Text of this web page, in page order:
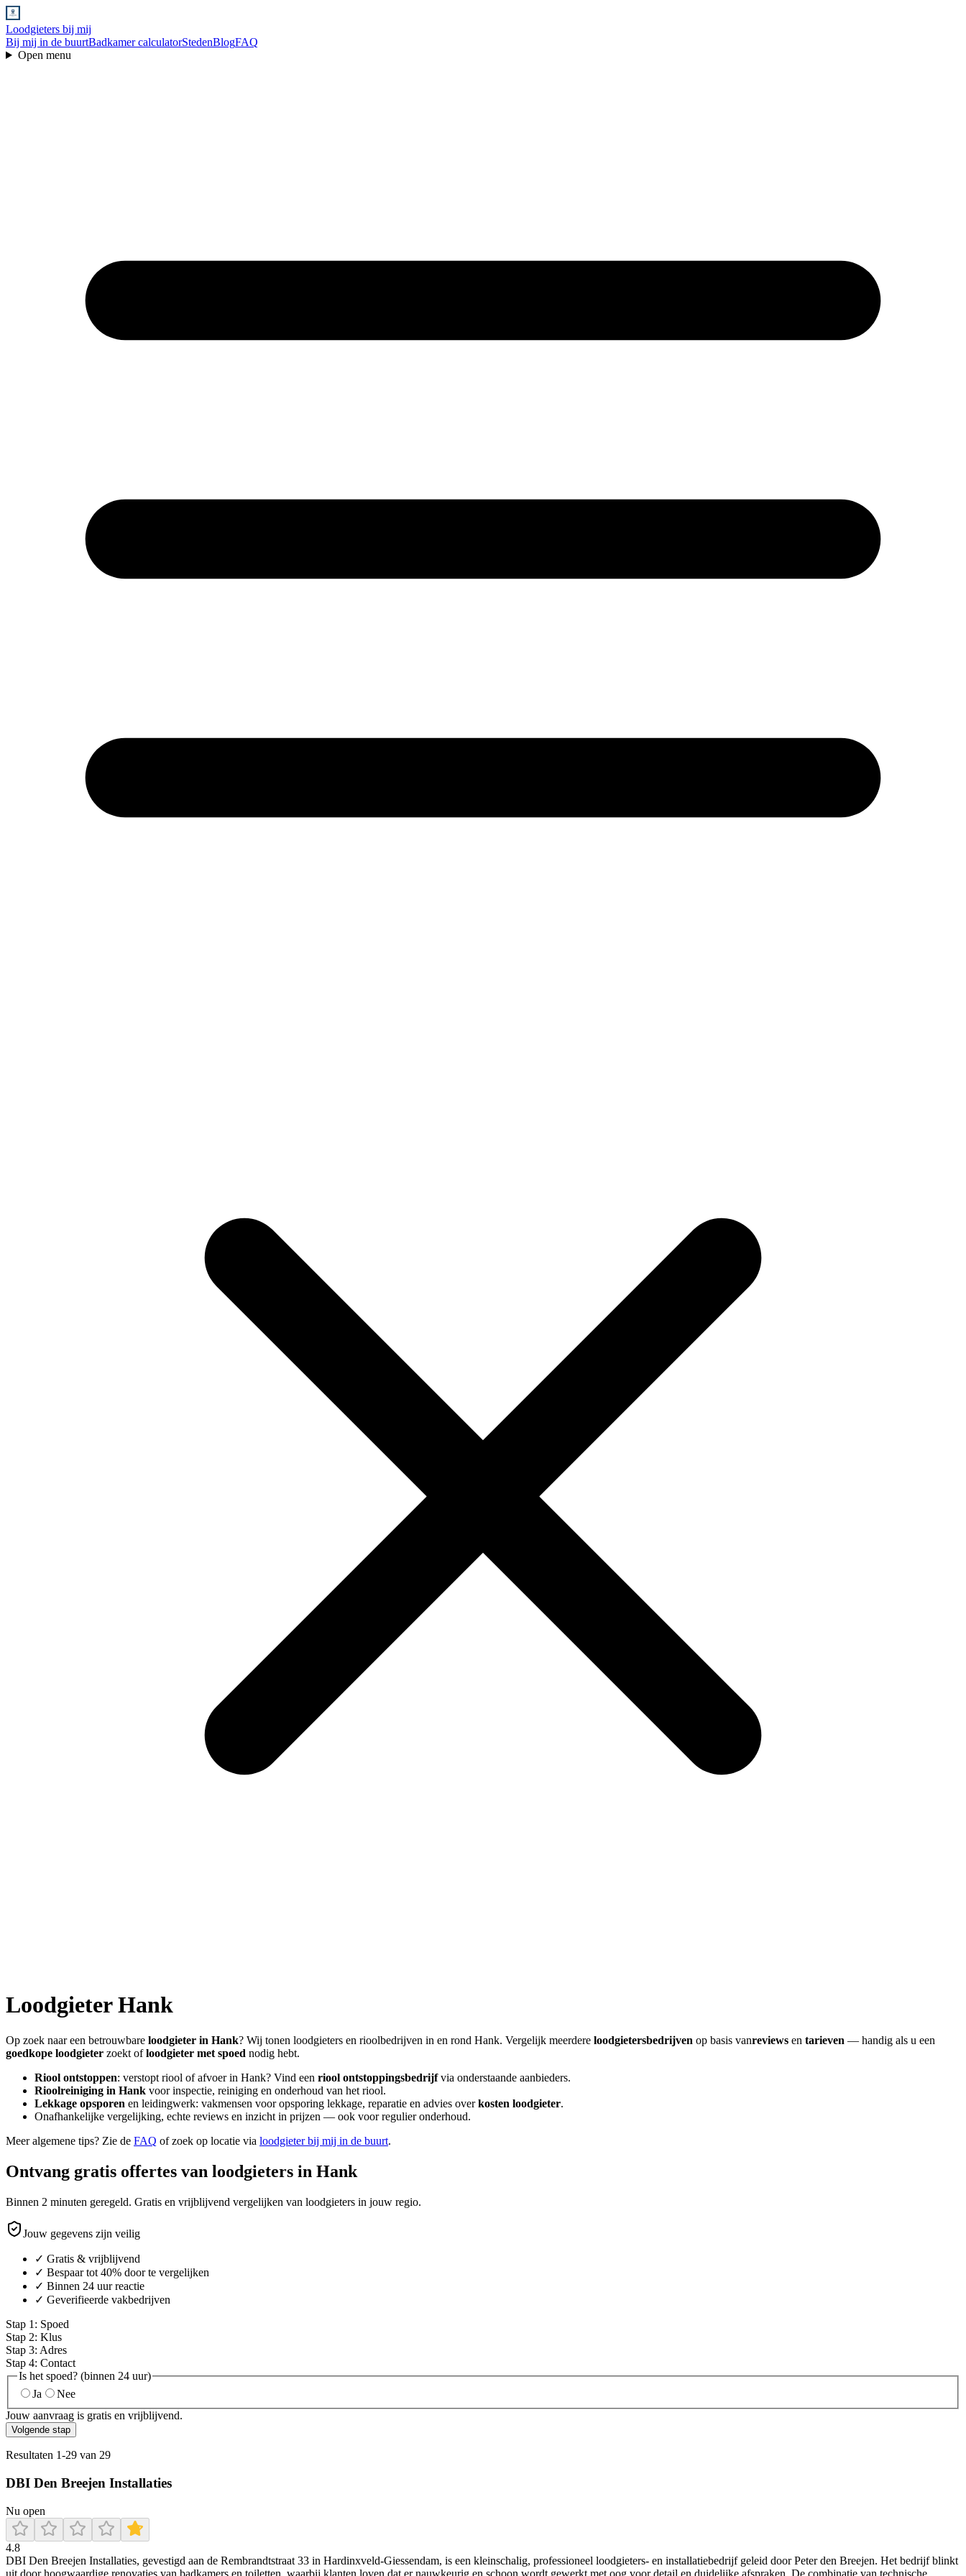
Loodgieters bij mij
Bij mij in de buurtBadkamer calculatorStedenBlogFAQ
Open menu
LoodgieterHank
Op zoek naar een betrouwbare loodgieter in Hank? Wij tonen loodgieters en rioolbedrijven in en rond Hank. Vergelijk meerdere loodgietersbedrijven op basis vanreviews en tarieven — handig als u een
goedkope loodgieter zoekt ofloodgieter met spoed nodig hebt.
Riool ontstoppen: verstopt riool of afvoer in Hank? Vind een riool ontstoppingsbedrijfvia onderstaande aanbieders.
Rioolreiniging in Hank voor inspectie, reiniging en onderhoud van het riool.
Lekkage opsporen en leidingwerk: vakmensen voor opsporing lekkage, reparatie en advies overkosten loodgieter.
Onafhankelijke vergelijking, echte reviews en inzicht in prijzen — ook voor regulier onderhoud.
Meer algemene tips? Zie de FAQ of zoek op locatie via loodgieter bij mij in de buurt.
Ontvang gratis offertes van loodgieters in Hank
Binnen 2 minuten geregeld. Gratis en vrijblijvend vergelijken van loodgieters in jouw regio.
Jouw gegevens zijn veilig
✓ Gratis & vrijblijvend
✓ Bespaar tot 40% door te vergelijken
✓ Binnen 24 uur reactie
✓ Geverifieerde vakbedrijven
Stap 1 : Spoed
Stap 2: Klus
Stap 3: Adres
Stap 4: Contact
Is het spoed? (binnen 24 uur)
Ja
Nee
Jouw aanvraag is gratis en vrijblijvend.
Volgende stap
Resultaten 1-29 van 29
DBI Den Breejen Installaties
Nu open
4.8
DBI Den Breejen Installaties, gevestigd aan de Rembrandtstraat 33 in Hardinxveld‑Giessendam, is een kleinschalig, professioneel loodgieters‑ en installatiebedrijf geleid door Peter den Breejen. Het bedrijf blinkt
uit door hoogwaardige renovaties van badkamers en toiletten, waarbij klanten loven dat er nauwkeurig en schoon wordt gewerkt met oog voor detail en duidelijke afspraken. De combinatie van technische